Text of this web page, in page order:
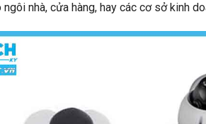
nhà, cửa hàng, hay các cơ sở kinh